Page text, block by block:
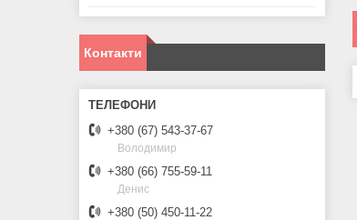
Контакти
+380 (67) 543-37-67
Володимир
+380 (66) 755-59-11
Денис
+380 (50) 450-11-22